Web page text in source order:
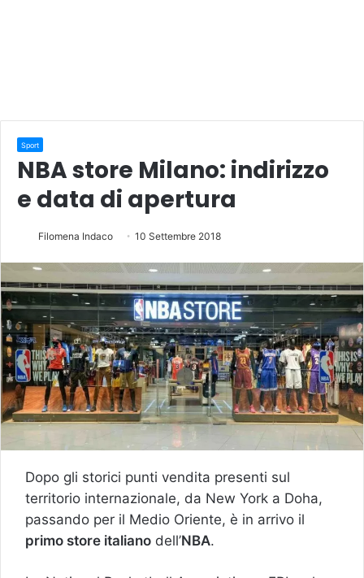
Sport
NBA store Milano: indirizzo
e data di apertura
Filomena Indaco 10 Settembre 2018
Dopo gli storici punti vendita presenti sul
territorio internazionale, da New York a Doha,
passando per il Medio Oriente, è in arrivo il
primo store italiano dell’NBA.